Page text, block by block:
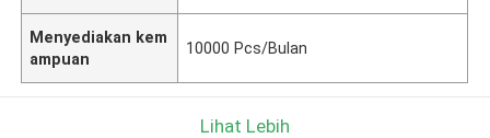
Menyediakan kem
ampuan
10000 Pcs/Bulan
Lihat Lebih